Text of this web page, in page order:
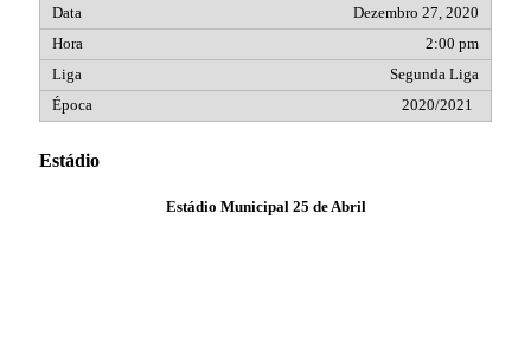
Dezembro 27, 2020
2:00 pm
Segunda Liga
2020/2021
Estádio
Estádio Municipal 25 de Abril